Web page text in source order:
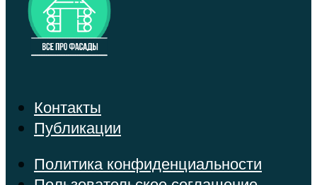
Контакты
Публикации
Политика конфиденциальности